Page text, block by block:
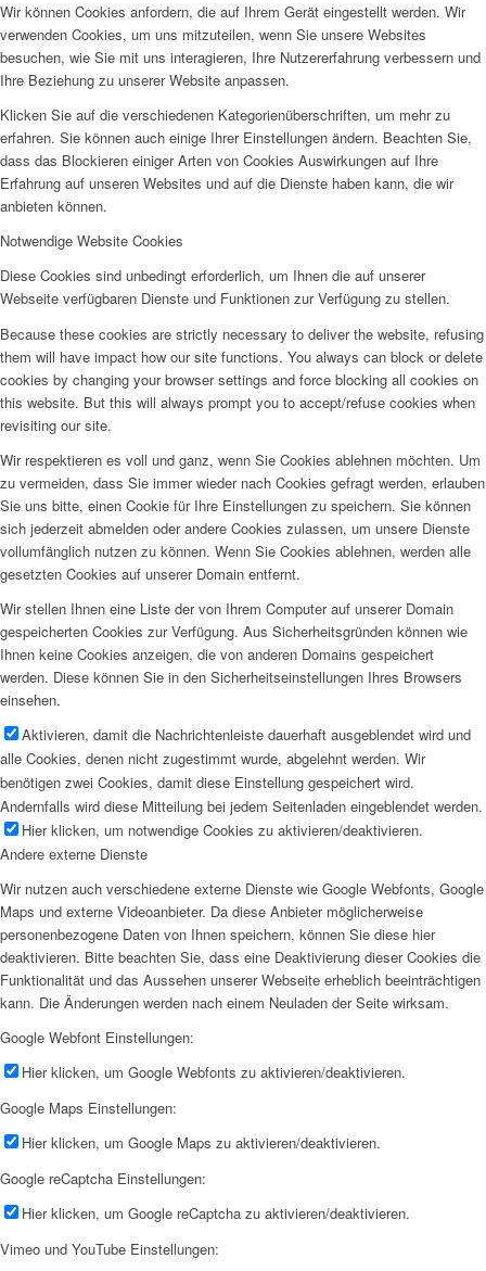
Wir können Cookies anfordern, die auf Ihrem Gerät eingestellt werden. Wir
verwenden Cookies, um uns mitzuteilen, wenn Sie unsere Websites
besuchen, wie Sie mit uns interagieren, Ihre Nutzererfahrung verbessern und
Ihre Beziehung zu unserer Website anpassen.
Klicken Sie auf die verschiedenen Kategorienüberschriften, um mehr zu
erfahren. Sie können auch einige Ihrer Einstellungen ändern. Beachten Sie,
dass das Blockieren einiger Arten von Cookies Auswirkungen auf Ihre
Erfahrung auf unseren Websites und auf die Dienste haben kann, die wir
anbieten können.
Notwendige Website Cookies
Diese Cookies sind unbedingt erforderlich, um Ihnen die auf unserer
Webseite verfügbaren Dienste und Funktionen zur Verfügung zu stellen.
Because these cookies are strictly necessary to deliver the website, refusing
them will have impact how our site functions. You always can block or delete
cookies by changing your browser settings and force blocking all cookies on
this website. But this will always prompt you to accept/refuse cookies when
revisiting our site.
Wir respektieren es voll und ganz, wenn Sie Cookies ablehnen möchten. Um
zu vermeiden, dass Sie immer wieder nach Cookies gefragt werden, erlauben
Sie uns bitte, einen Cookie für Ihre Einstellungen zu speichern. Sie können
sich jederzeit abmelden oder andere Cookies zulassen, um unsere Dienste
vollumfänglich nutzen zu können. Wenn Sie Cookies ablehnen, werden alle
gesetzten Cookies auf unserer Domain entfernt.
Wir stellen Ihnen eine Liste der von Ihrem Computer auf unserer Domain
gespeicherten Cookies zur Verfügung. Aus Sicherheitsgründen können wie
Ihnen keine Cookies anzeigen, die von anderen Domains gespeichert
werden. Diese können Sie in den Sicherheitseinstellungen Ihres Browsers
einsehen.
Aktivieren, damit die Nachrichtenleiste dauerhaft ausgeblendet wird und
alle Cookies, denen nicht zugestimmt wurde, abgelehnt werden. Wir
benötigen zwei Cookies, damit diese Einstellung gespeichert wird.
Andernfalls wird diese Mitteilung bei jedem Seitenladen eingeblendet werden.
Hier klicken, um notwendige Cookies zu aktivieren/deaktivieren.
Andere externe Dienste
Wir nutzen auch verschiedene externe Dienste wie Google Webfonts, Google
Maps und externe Videoanbieter. Da diese Anbieter möglicherweise
personenbezogene Daten von Ihnen speichern, können Sie diese hier
deaktivieren. Bitte beachten Sie, dass eine Deaktivierung dieser Cookies die
Funktionalität und das Aussehen unserer Webseite erheblich beeinträchtigen
kann. Die Änderungen werden nach einem Neuladen der Seite wirksam.
Google Webfont Einstellungen:
Hier klicken, um Google Webfonts zu aktivieren/deaktivieren.
Google Maps Einstellungen:
Hier klicken, um Google Maps zu aktivieren/deaktivieren.
Google reCaptcha Einstellungen:
Hier klicken, um Google reCaptcha zu aktivieren/deaktivieren.
Vimeo und YouTube Einstellungen: